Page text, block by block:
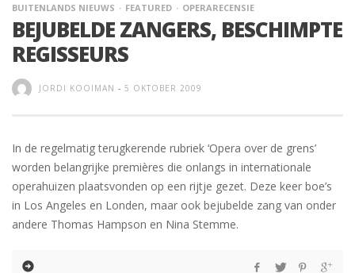
BUITENLANDS NIEUWS FEATURED OPERARECENSIE
BEJUBELDE ZANGERS, BESCHIMPTE
REGISSEURS
JORDI KOOIMAN - 5 OKTOBER 2009
In de regelmatig terugkerende rubriek ‘Opera over de grens’
worden belangrijke premières die onlangs in internationale
operahuizen plaatsvonden op een rijtje gezet. Deze keer boe’s
in Los Angeles en Londen, maar ook bejubelde zang van onder
andere Thomas Hampson en Nina Stemme.